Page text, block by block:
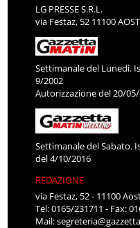
LG PRESSE S.R.L.
via Festaz, 52 11100
Settimanale del Lunedì.
9/2002
Autorizzazione del 20/
Settimanale del Sabato.
del 4/10/2016
REDAZIONE
via Festaz, 52 - 11100
Tel: 0165/231711 - Fax:
Mail: